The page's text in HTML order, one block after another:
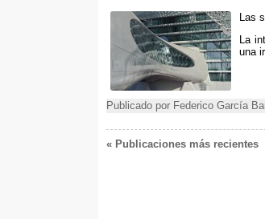
Las
La
una
Publicado por Federico García
« Publicaciones más recientes